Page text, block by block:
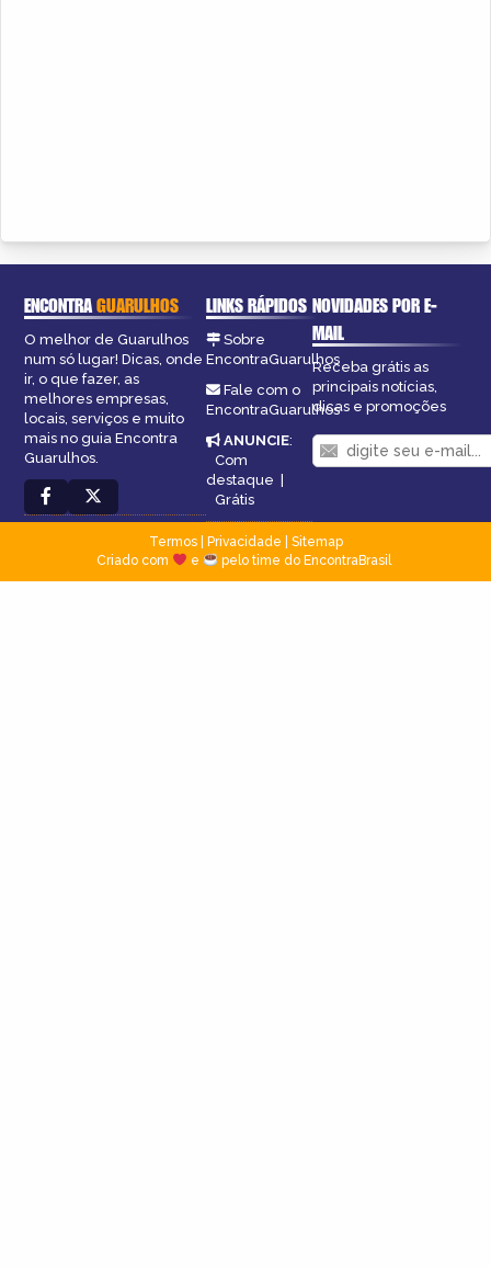
ENCONTRAGUARULHOS
O melhor de Guarulhos
num só lugar! Dicas, onde
ir, o que fazer, as
melhores empresas,
locais, serviços e muito
mais no guia Encontra
Guarulhos.
LINKS RÁPIDOS
Sobre
EncontraGuarulhos
Fale com o
EncontraGuarulhos
ANUNCIE:
Com
destaque |
Grátis
NOVIDADES POR E-
MAIL
Receba grátis as
principais notícias,
dicas e promoções
Termos| Privacidade
Sitemap
Criado com
e pelo time do EncontraBrasil